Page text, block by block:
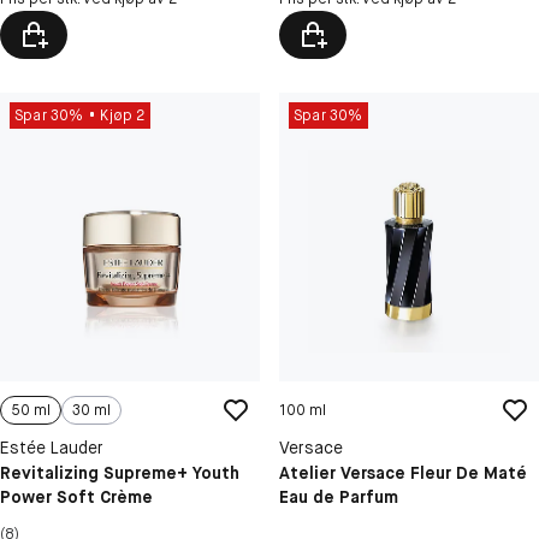
Spar 30% Kjøp 2
50 ml 30 ml
Estée Lauder
Revitalizing Supreme+ Youth
Power Soft Crème
(8)
Spar 30%
100 ml
Versace
Atelier Versace Fleur De Maté
Eau de Parfum